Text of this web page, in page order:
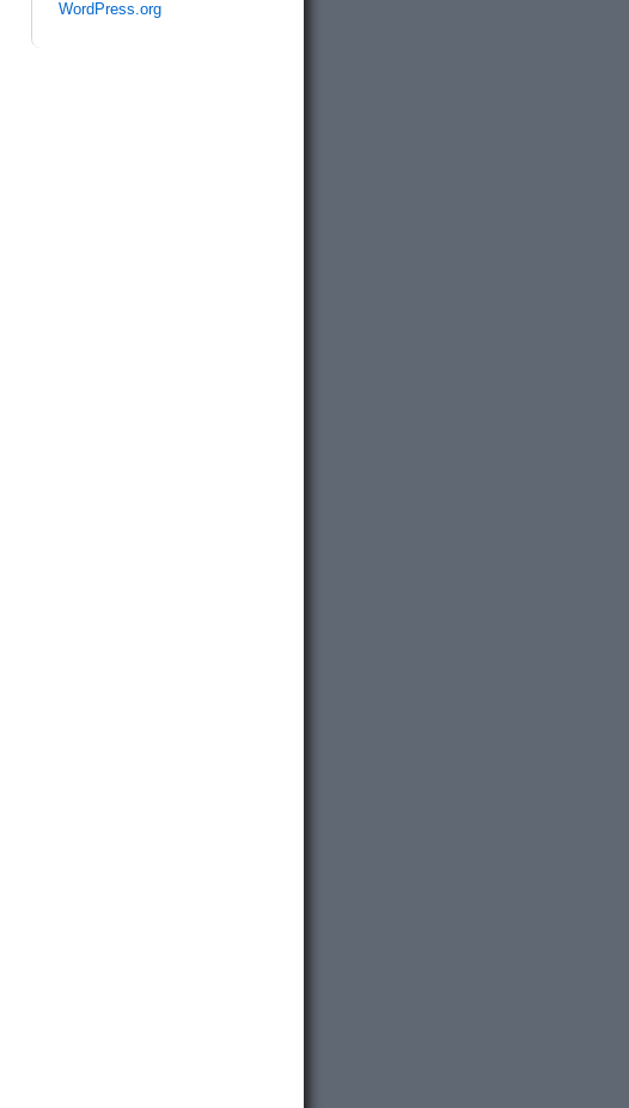
WordPress.org